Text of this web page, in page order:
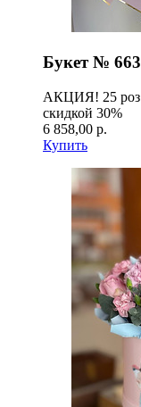
Букет № 663
АКЦИЯ! 25 роз
скидкой 30%
6 858,00 р.
Купить